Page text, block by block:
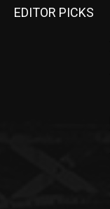
EDITOR PICKS